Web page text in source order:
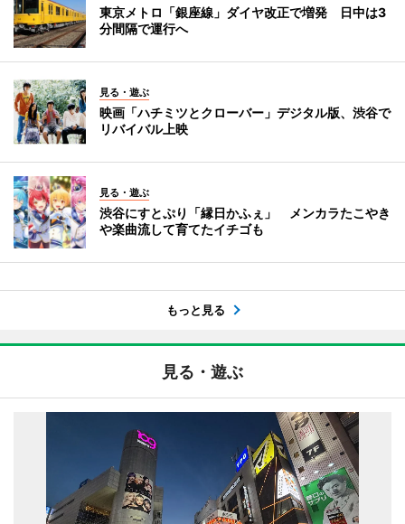
東京メトロ「銀座線」ダイヤ改正で増発 日中は3
分間隔で運行へ
見る・遊ぶ
映画「ハチミツとクローバー」デジタル版、渋谷で
リバイバル上映
見る・遊ぶ
渋谷にすとぷり「縁日かふぇ」 メンカラたこやき
や楽曲流して育てたイチゴも
もっと見る
見る・遊ぶ